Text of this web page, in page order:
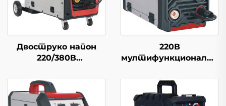
Двоструко напон
220/380В
Миг машина за
заваривање Миг-250
Двоструко импулсна
220В
мултифункционални
заваривачка машина
Миг-160 Дигитална
контрола сигнала